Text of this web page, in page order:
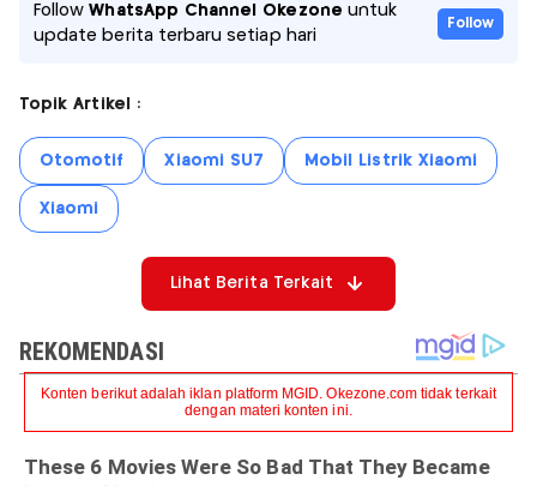
FollowWhatsApp Channel Okezone untuk
update berita terbaru setiap hari
Follow
Topik Artikel :
Otomotif Xiaomi SU7 Mobil Listrik Xiaomi
Xiaomi
Lihat Berita Terkait